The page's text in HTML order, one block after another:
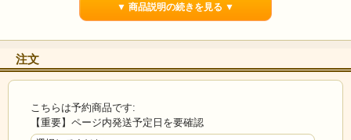
▼ 商品説明の続きを見る ▼
注文
こちらは予約商品です:
【重要】ページ内発送予定日を要確認